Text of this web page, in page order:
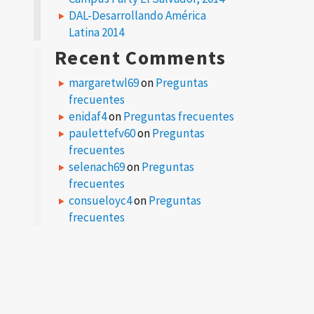
DAL-Desarrollando América
Latina 2014
Recent Comments
margaretwl69onPreguntas
frecuentes
enidaf4onPreguntas frecuentes
paulettefv60onPreguntas
frecuentes
selenach69onPreguntas
frecuentes
consueloyc4onPreguntas
frecuentes